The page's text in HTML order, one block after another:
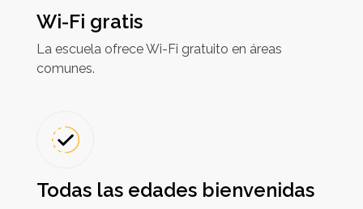
Wi-Fi gratis
La escuela ofrece Wi-Fi gratuito en áreas
comunes.
Todas las edades bienvenidas